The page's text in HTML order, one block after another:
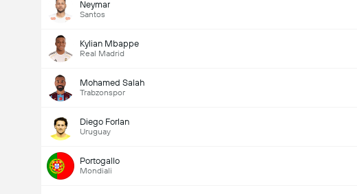
Neymar
Santos
Kylian Mbappe
Real Madrid
Mohamed Salah
Trabzonspor
Diego Forlan
Uruguay
Portogallo
Mondiali